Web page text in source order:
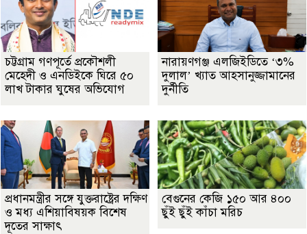
চট্টগ্রাম গণপূর্তে প্রকৌশলী
মেহেদী ও এনডিইকে ঘিরে ৫০
লাখ টাকার ঘুষের অভিযোগ
নারায়ণগঞ্জ এলজিইডিতে ‘৩%
দুলাল’ খ্যাত আহসানুজ্জামানের
দুর্নীতি
প্রধানমন্ত্রীর সঙ্গে যুক্তরাষ্ট্রের দক্ষিণ
ও মধ্য এশিয়াবিষয়ক বিশেষ
দূতের সাক্ষাৎ
বেগুনের কেজি ১৫০ আর ৪০০
ছুঁই ছুঁই কাঁচা মরিচ